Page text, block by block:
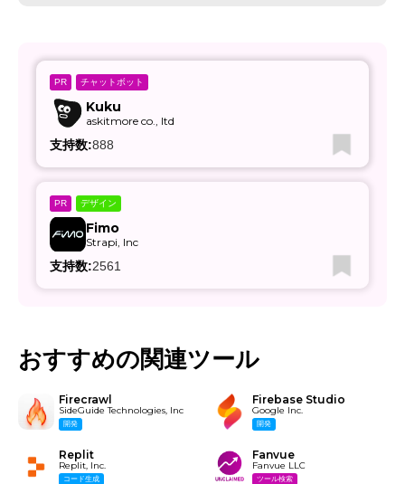
PR チャットボット
Kuku
askitmore co., ltd
支持数:888
PR デザイン
Fimo
Strapi, Inc
支持数:2561
おすすめの関連ツール
Firecrawl
SideGuide Technologies, Inc
開発
Firebase Studio
Google Inc.
開発
Replit
Replit, Inc.
コード生成
Fanvue
Fanvue LLC
ツール検索